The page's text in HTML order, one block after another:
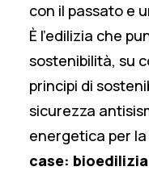
con il passato e
È l’edilizia che
sostenibilità, su
principi di
sicurezza
energetica per
case: bioedilizia